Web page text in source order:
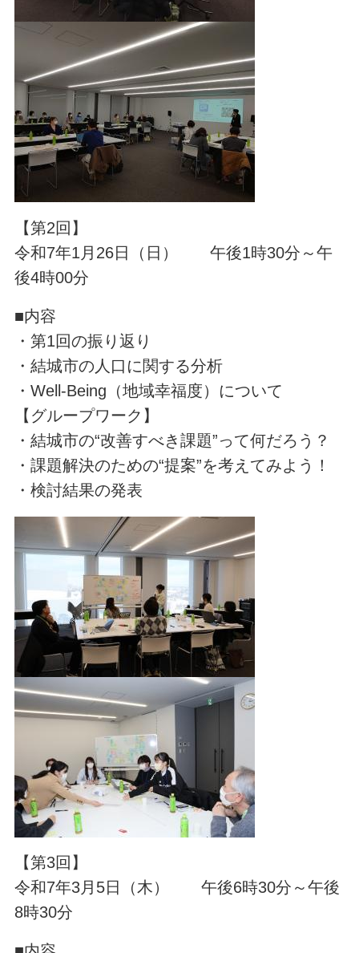
【第2回】
令和7年1月26日（日） 午後1時30分～午
後4時00分
■内容
・第1回の振り返り
・結城市の人口に関する分析
・Well-Being（地域幸福度）について
【グループワーク】
・結城市の“改善すべき課題”って何だろう？
・課題解決のための“提案”を考えてみよう！
・検討結果の発表
【第3回】
令和7年3月5日（木） 午後6時30分～午後
8時30分